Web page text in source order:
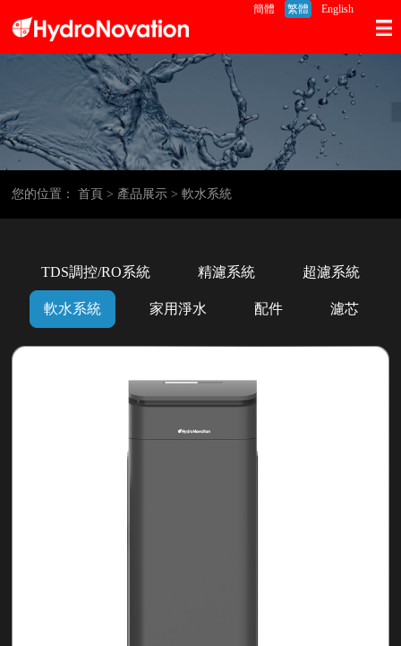
簡體 繁體 English
您的位置：首頁 > 產品展示 > 軟水系統
TDS調控/RO系統 精濾系統 超濾系統
軟水系統 家用淨水 配件 濾芯